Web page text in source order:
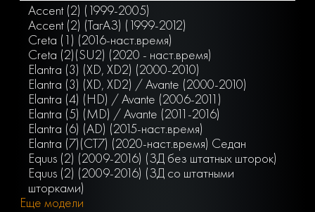
Accent (2) (1999-2005)
Accent (2) (ТагАЗ) (1999-2012)
Creta (1) (2016-наст.время)
Creta (2)(SU2) (2020 - наст.время)
Elantra (3) (XD, XD2) (2000-2010)
Elantra (3) (XD, ХD2) / Avante (2000-2010)
Elantra (4) (HD) / Avante (2006-2011)
Elantra (5) (MD) / Avante (2011-2016)
Elantra (6) (AD) (2015-наст.время)
Elantra (7)(СТ7) (2020-наст.время) Седан
Equus (2) (2009-2016) (ЗД без штатных шторок)
Equus (2) (2009-2016) (ЗД со штатными
шторками)
Еще модели